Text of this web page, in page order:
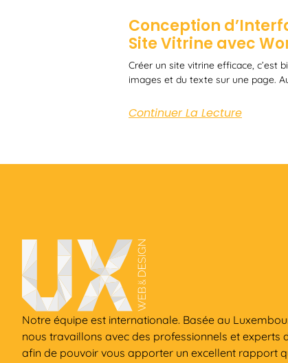
Conception
Site Vitrine avec
Créer un site vitrine efficace, c’est
images et du texte sur une page.
Continuer La Lecture
Notre équipe est internationale. Basée au
nous travaillons avec des professionnels et experts
afin de pouvoir vous apporter un excellent rapport